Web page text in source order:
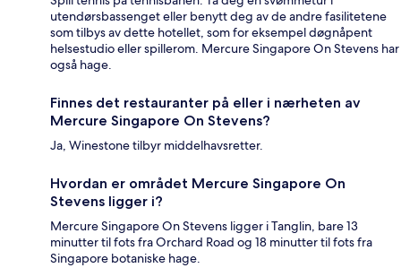
utendørsbassenget eller benytt deg av de andre fasilitetene
som tilbys av dette hotellet, som for eksempel døgnåpent
helsestudio eller spillerom. Mercure Singapore On Stevens har
også hage.
Finnes det restauranter på eller i nærheten av
Mercure Singapore On Stevens?
Ja, Winestone tilbyr middelhavsretter.
Hvordan er området Mercure Singapore On
Stevens ligger i?
Mercure Singapore On Stevens ligger i Tanglin, bare 13
minutter til fots fra Orchard Road og 18 minutter til fots fra
Singapore botaniske hage.